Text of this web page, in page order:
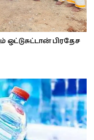
பிரதேச